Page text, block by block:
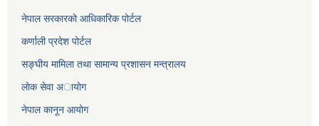
नेपाल सरकारको आधिकारिक पोर्टल
कर्णाली प्रदेश पोर्टल
सङ्घीय मामिला तथा सामान्य प्रशासन मन्त्रालय
लाेक सेवा अायाेग
नेपाल कानून आयोग